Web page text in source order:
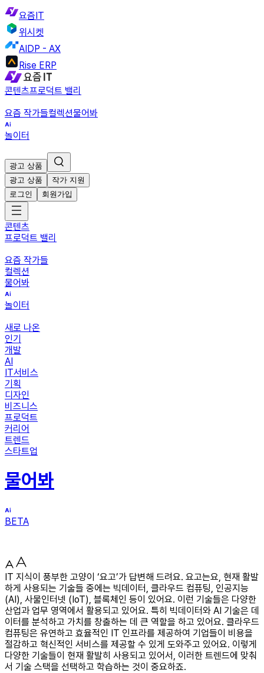
요즘IT
위시켓
AIDP - AX
Rise ERP
콘텐츠프로덕트 밸리
요즘 작가들컬렉션물어봐
놀이터
광고 상품
광고 상품
작가 지원
로그인
회원가입
콘텐츠
프로덕트 밸리
요즘 작가들
컬렉션
물어봐
놀이터
새로 나온
인기
개발
AI
IT서비스
기획
디자인
비즈니스
프로덕트
커리어
트렌드
스타트업
물어봐
BETA
IT 지식이 풍부한 고양이 ‘요고’가 답변해 드려요. 요고는요, 현재 활발
하게 사용되는 기술들 중에는 빅데이터, 클라우드 컴퓨팅, 인공지능
(AI), 사물인터넷 (IoT), 블록체인 등이 있어요. 이런 기술들은 다양한
산업과 업무 영역에서 활용되고 있어요. 특히 빅데이터와 AI 기술은 데
이터를 분석하고 가치를 창출하는 데 큰 역할을 하고 있어요. 클라우드
컴퓨팅은 유연하고 효율적인 IT 인프라를 제공하여 기업들이 비용을
절감하고 혁신적인 서비스를 제공할 수 있게 도와주고 있어요. 이렇게
다양한 기술들이 현재 활발히 사용되고 있어서, 이러한 트렌드에 맞춰
서 기술 스택을 선택하고 학습하는 것이 중요하죠.